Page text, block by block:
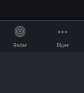
Radar Diğer